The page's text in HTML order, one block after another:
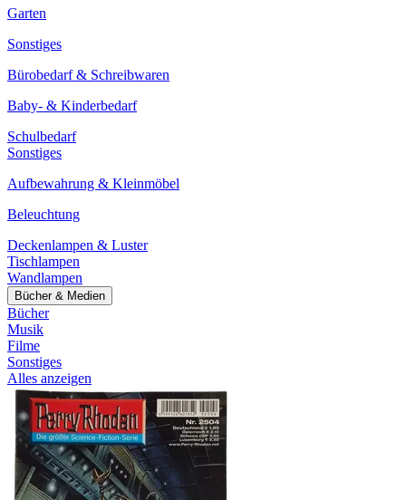
Garten
Sonstiges
Bürobedarf & Schreibwaren
Baby- & Kinderbedarf
Schulbedarf
Sonstiges
Aufbewahrung & Kleinmöbel
Beleuchtung
Deckenlampen & Luster
Tischlampen
Wandlampen
Bücher & Medien
Bücher
Musik
Filme
Sonstiges
Alles anzeigen